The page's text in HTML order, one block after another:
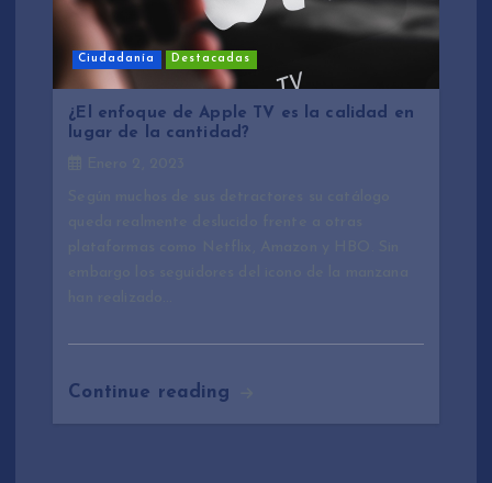
Ciudadanía Destacadas
¿El enfoque de Apple TV es la calidad en
lugar de la cantidad?
Continue reading